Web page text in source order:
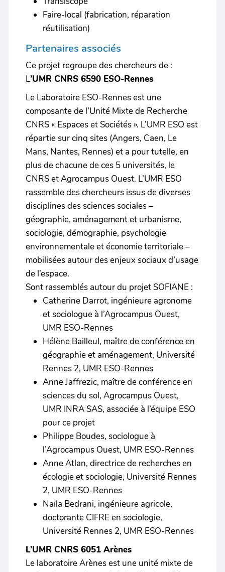
Faire-local (fabrication, réparation
réutilisation)
Partenaires associés
Ce projet regroupe des chercheurs de :
L’UMR CNRS 6590 ESO-Rennes
Le Laboratoire ESO-Rennes est une
composante de l’Unité Mixte de Recherche
CNRS « Espaces et Sociétés ». L’UMR ESO est
répartie sur cinq sites (Angers, Caen, Le
Mans, Nantes, Rennes) et a pour tutelle, en
plus de chacune de ces 5 universités, le
CNRS et Agrocampus Ouest. L’UMR ESO
rassemble des chercheurs issus de diverses
disciplines des sciences sociales –
géographie, aménagement et urbanisme,
sociologie, démographie, psychologie
environnementale et économie territoriale –
mobilisées autour des enjeux sociaux d’usage
de l’espace.
Sont rassemblés autour du projet SOFIANE :
Catherine Darrot, ingénieure agronome
et sociologue à l’Agrocampus Ouest,
UMR ESO-Rennes
Hélène Bailleul, maître de conférence en
géographie et aménagement, Université
Rennes 2, UMR ESO-Rennes
Anne Jaffrezic, maître de conférence en
sciences du sol, Agrocampus Ouest,
UMR INRA SAS, associée à l’équipe ESO
pour ce projet
Philippe Boudes, sociologue à
l’Agrocampus Ouest, UMR ESO-Rennes
Anne Atlan, directrice de recherches en
écologie et sociologie, Université Rennes
2, UMR ESO-Rennes
Naïla Bedrani, ingénieure agricole,
doctorante CIFRE en sociologie,
Université Rennes 2, UMR ESO-Rennes
L’UMR CNRS 6051 Arènes
Le laboratoire Arènes est une unité mixte de